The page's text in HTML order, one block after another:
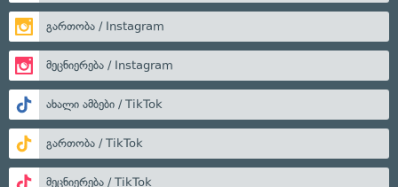
გართობა / Instagram
მეცნიერება / Instagram
ახალი ამბები / TikTok
გართობა / TikTok
მეცნიერება / TikTok